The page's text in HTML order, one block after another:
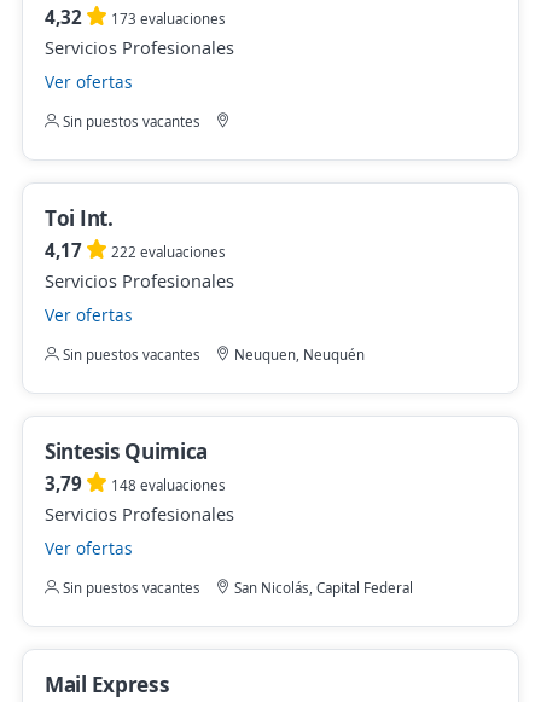
4,32 173 evaluaciones
Servicios Profesionales
Ver ofertas
Sin puestos vacantes
Toi Int.
4,17 222 evaluaciones
Servicios Profesionales
Ver ofertas
Sin puestos vacantes Neuquen, Neuquén
Sintesis Quimica
3,79 148 evaluaciones
Servicios Profesionales
Ver ofertas
Sin puestos vacantes San Nicolás, Capital Federal
Mail Express